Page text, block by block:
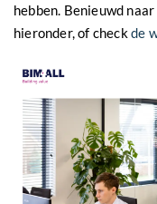
hebben. Benieuwd
hieronder, of checkde